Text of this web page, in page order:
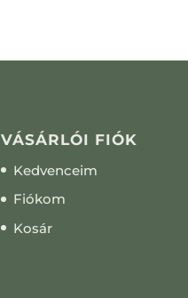
VÁSÁRLÓI FIÓK
Kedvenceim
Fiókom
Kosár